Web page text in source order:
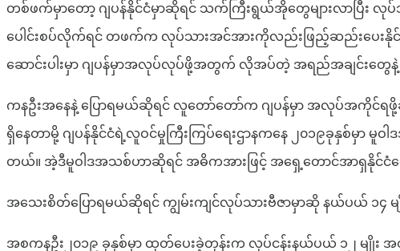
တစ်ဖက်မှာတော့ ဂျပန်နိုင်ငံမှာဆိုရင် သက်ကြီးရွယ်အိုတွေများလာပြီး
ပေါင်းစပ်လိုက်ရင် တဖက်က လုပ်သားအင်အားကိုလည်းဖြည့်ဆည်းပေ
ဆောင်းပါးမှာ ဂျပန်မှာအလုပ်လုပ်ဖို့အတွက် လိုအပ်တဲ့ အရည်အချင်းတွေနဲ့
ကနဦးအနေနဲ့ ပြောရမယ်ဆိုရင် လူတော်တော်က ဂျပန်မှာ အလုပ်အကိုင်ရ
ရှိနေတာမို့ ဂျပန်နိုင်ငံရဲ့လူဝင်မှုကြီးကြပ်ရေးဌာနကနေ ၂၀၁၉ခုနှစ်မှာ
တယ်။ အဲ့ဒီမူဝါဒအသစ်ဟာဆိုရင် အဓိကအားဖြင့် အရှေ့တောင်အာရှနိုင်ငံတွ
အသေးစိတ်ပြောရမယ်ဆိုရင် ကျွမ်းကျင်လုပ်သားဗီဇာမှာဆို နယ်ပယ် ၁၄ မ
အစကနဦး၂၀၁၉ ခုနှစ်မှာ ထုတ်ပေးခဲ့တုန်းက လုပ်ငန်းနယ်ပယ် ၁၂ မျိုး